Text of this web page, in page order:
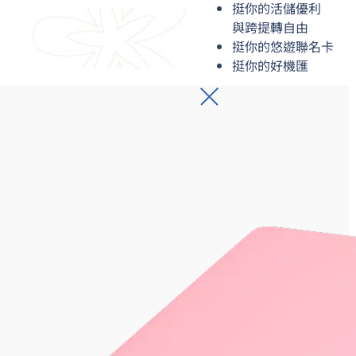
挺你的活儲優利
與跨提轉自由
挺你的悠遊聯名卡
挺你的好機匯